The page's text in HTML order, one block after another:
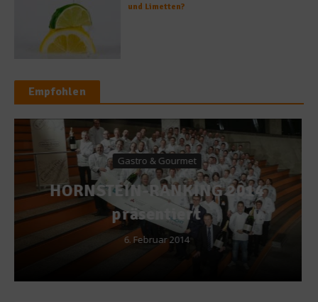
und Limetten?
Empfohlen
Diäten
Diät-Serie: Brigitte, eine
Freundin zum Abnehmen
1. Februar 2011